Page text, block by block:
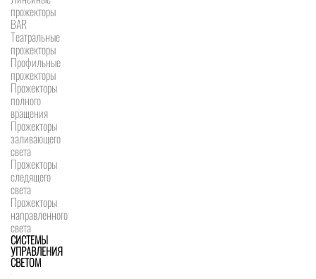
прожекторы
BAR
Театральные
прожекторы
Профильные
прожекторы
Прожекторы
полного
вращения
Прожекторы
заливающего
света
Прожекторы
следящего
света
Прожекторы
направленного
света
СИСТЕМЫ
УПРАВЛЕНИЯ
СВЕТОМ